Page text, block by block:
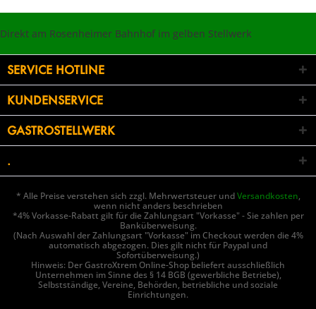
Direkt am Rosenheimer Bahnhof im gelben Stellwerk
SERVICE HOTLINE
KUNDENSERVICE
GASTROSTELLWERK
.
* Alle Preise verstehen sich zzgl. Mehrwertsteuer undVersandkosten,
wenn nicht anders beschrieben
*4% Vorkasse-Rabatt gilt für die Zahlungsart "Vorkasse" - Sie zahlen per
Banküberweisung.
(Nach Auswahl der Zahlungsart "Vorkasse" im Checkout werden die 4%
automatisch abgezogen. Dies gilt nicht für Paypal und
Sofortüberweisung.)
Hinweis: Der GastroXtrem Online-Shop beliefert ausschließlich
Unternehmen im Sinne des § 14 BGB (gewerbliche Betriebe),
Selbstständige, Vereine, Behörden, betriebliche und soziale
Einrichtungen.